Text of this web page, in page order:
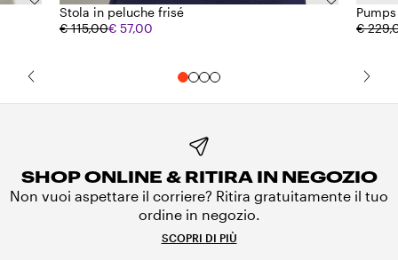
Stola in peluche frisé
€ 115,00€ 57,00
€
SHOP ONLINE & RITIRA IN NEGOZIO
Non vuoi aspettare il corriere? Ritira gratuitamente il tuo
ordine in negozio.
SCOPRI DI PIÙ